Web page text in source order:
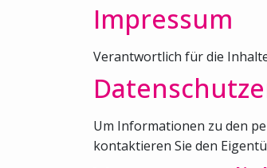
Impressum
Verantwortlich für die
Um Informationen zu den
kontaktieren Sie den